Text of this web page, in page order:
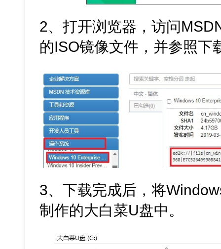
2、打开浏览器，访问
的ISO镜像文件，并参照下
3、下载完成后，将
制作的大白菜U盘中。